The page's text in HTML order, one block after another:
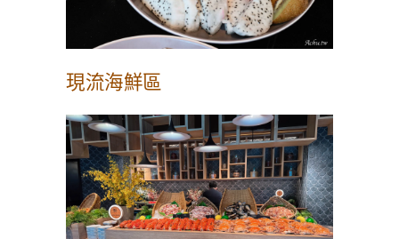
現流海鮮區